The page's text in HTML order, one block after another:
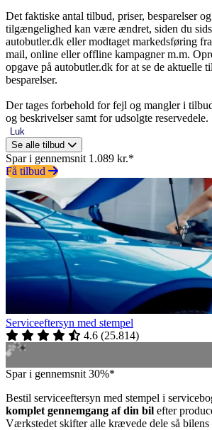
Det faktiske antal tilbud, priser, besparelser
tilgængelighed kan være ændret, siden du
autobutler.dk eller modtaget markedsføring
mail, online eller offline kampagner m.m.
opgave på autobutler.dk for at se de aktuelle
besparelser.
Der tages forbehold for fejl og mangler i
og beskrivelser samt for udsolgte reservedele.
Luk
Se alle tilbud
Spar i gennemsnit 1.089 kr.*
Få tilbud
Serviceeftersyn med stempel
4.6 (25.814)
Spar i gennemsnit 30%*
Bestil serviceeftersyn med stempel i
komplet gennemgang af din bil efter
Værkstedet skifter alle krævede dele så bilens